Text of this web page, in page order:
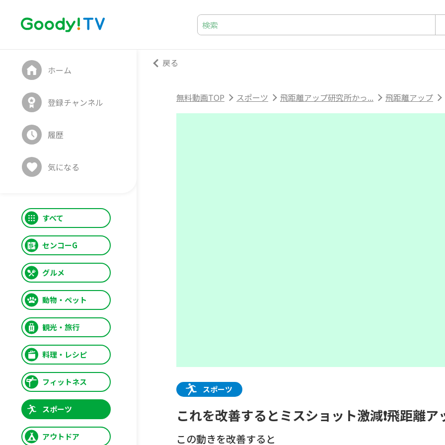
ホーム
登録チャンネル
履歴
気になる
すべて
センコーG
グルメ
動物・ペット
観光・旅行
料理・レシピ
フィットネス
スポーツ
アウトドア
戻る
無料動画TOP スポーツ 飛距離アップ研究所かっ... 飛距離アップ
スポーツ
これを改善するとミスショット激減❗️飛距離ア
この動きを改善すると